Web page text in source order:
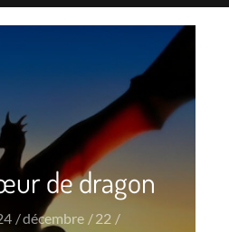
de dragon
décembre
22